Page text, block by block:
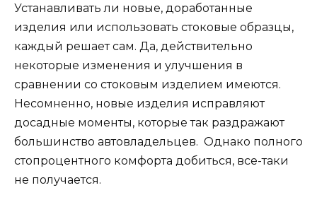
Устанавливать ли новые, доработанные
изделия или использовать стоковые образцы,
каждый решает сам. Да, действительно
некоторые изменения и улучшения в
сравнении со стоковым изделием имеются.
Несомненно, новые изделия исправляют
досадные моменты, которые так раздражают
большинство автовладельцев. Однако полного
стопроцентного комфорта добиться, все-таки
не получается.